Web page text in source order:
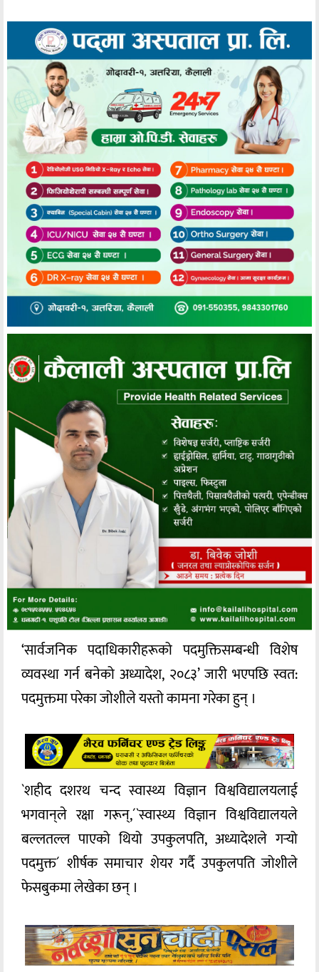
‘सार्वजनिक पदाधिकारीहरूको पदमुक्तिसम्बन्धी विशेष
व्यवस्था गर्न बनेको अध्यादेश, २०८३’ जारी भएपछि स्वत:
पदमुक्तमा परेका जोशीले यस्तो कामना गरेका हुन् ।
`शहीद दशरथ चन्द स्वास्थ्य विज्ञान विश्वविद्यालयलाई
भगवान्‌ले रक्षा गरून्,´`स्वास्थ्य विज्ञान विश्वविद्यालयले
बल्लतल्ल पाएको थियो उपकुलपति, अध्यादेशले गर्‍यो
पदमुक्त´ शीर्षक समाचार शेयर गर्दै उपकुलपति जोशीले
फेसबुकमा लेखेका छन् ।